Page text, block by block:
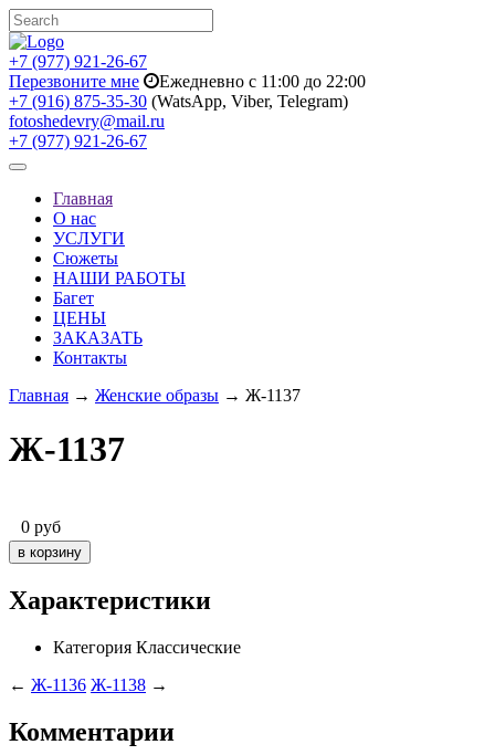
+7 (977) 921-26-67
Перезвоните мне
Ежедневно с 11:00 до 22:00
+7 (916) 875-35-30 (WatsApp, Viber, Telegram)
fotoshedevry@mail.ru
+7 (977) 921-26-67
Toggle
navigationГлавная
О нас
УСЛУГИ
Сюжеты
НАШИ РАБОТЫ
Багет
ЦЕНЫ
ЗАКАЗАТЬ
Контакты
Главная → Женские образы → Ж-1137
Ж-1137
0 руб
Характеристики
Категория Классические
← Ж-1136 Ж-1138 →
Комментарии